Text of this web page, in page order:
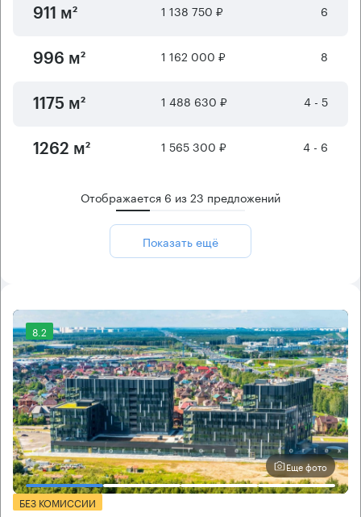
911 м² 1 138 750 ₽ 6
996 м² 1 162 000 ₽ 8
1175 м² 1 488 630 ₽ 4 - 5
1262 м² 1 565 300 ₽ 4 - 6
Отображается 6 из23 предложений
Показать ещё
8.2
Еще фото
БЕЗ КОМИССИИ